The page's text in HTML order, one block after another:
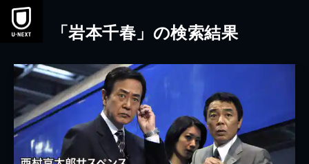
本文へスキップ
「岩本千春」の検索結果